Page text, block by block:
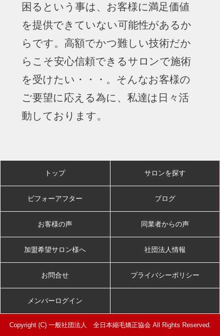
困るという事は、 お客様に満足価値
を提供できていない可能性があるか
らです。 高額でかつ難しい技術だか
らこそ安心信頼できるサロンで施術
を受けたい・・・。 そんなお客様の
ご要望に応える為に、私達は日々活
動しております。
トップ サロンを探す
ビフォーアフター ブログ
お客様の声 同業者からの声
加盟希望サロン様へ 社団法人情報
お問合せ プライバシーポリシー
メンバーログイン
Copyright (C) 一般社団法人 全日本縮毛矯正協会 All Rights Reserved.